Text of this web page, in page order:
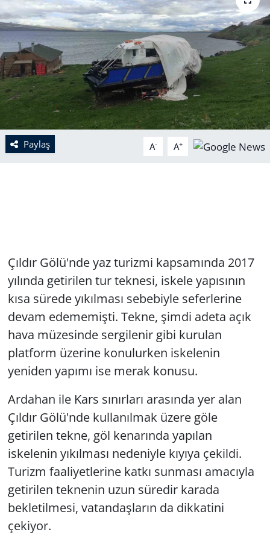
Paylaş A- A+
Çıldır Gölü'nde yaz turizmi kapsamında 2017
yılında getirilen tur teknesi, iskele yapısının
kısa sürede yıkılması sebebiyle seferlerine
devam edememişti. Tekne, şimdi adeta açık
hava müzesinde sergilenir gibi kurulan
platform üzerine konulurken iskelenin
yeniden yapımı ise merak konusu.
Ardahan ile Kars sınırları arasında yer alan
Çıldır Gölü'nde kullanılmak üzere göle
getirilen tekne, göl kenarında yapılan
iskelenin yıkılması nedeniyle kıyıya çekildi.
Turizm faaliyetlerine katkı sunması amacıyla
getirilen teknenin uzun süredir karada
bekletilmesi, vatandaşların da dikkatini
çekiyor.